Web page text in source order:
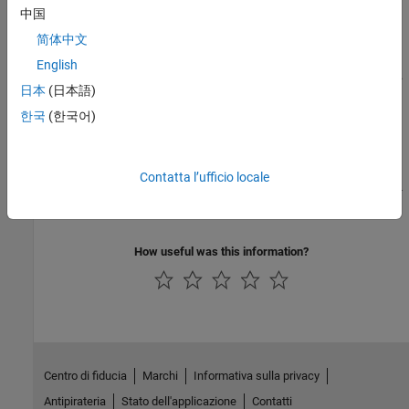
Construct the code to create an S-function.
Learn key concepts needed to write different types of S-functions.
S-Function Callback Methods
S-Function Features and Limitations
Compare and contrast features supported by different types of S-
How useful was this information?
中国
简体中文
English
日本 (日本語)
한국 (한국어)
Contatta l’ufficio locale
Centro di fiducia Marchi
Informativa sulla privacy
Antipirateria
Stato dell'applicazione Contatti